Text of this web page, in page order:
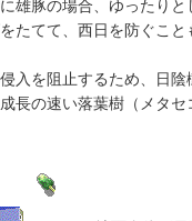
雄豚の場合、ゆったり
たてて、西日を防ぐこと
入を阻止するため、日
長の速い落葉樹（メタ